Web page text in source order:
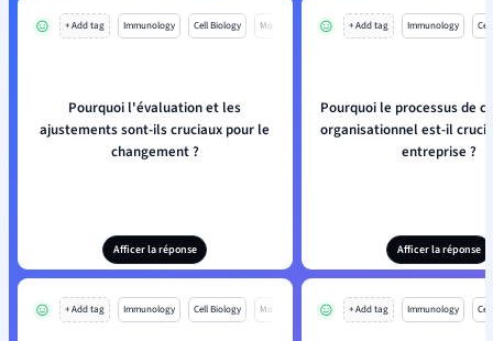
+ Add tag Immunology Cell Biology Mo
Pourquoi l'évaluation et les
ajustements sont-ils cruciaux pour le
changement ?
Afficer la réponse
+ Add tag Immunology
Pourquoi le processus de
organisationnel est-il
entreprise ?
Afficer la réponse
+ Add tag Immunology Cell Biology Mo + Add tag Immunology